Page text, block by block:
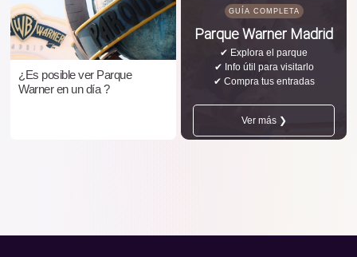
¿Es posible ver Parque
Warner en un día ?
GUÍA COMPLETA
Parque Warner Madrid
✔ Explora el parque
✔ Info útil para visitarlo
✔ Compra tus entradas
Ver más ❯